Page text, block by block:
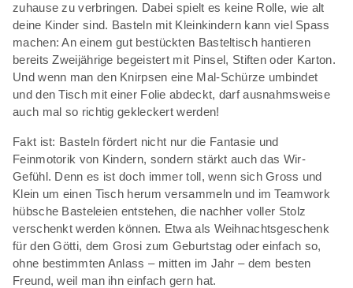
zuhause zu verbringen. Dabei spielt es keine Rolle, wie alt
deine Kinder sind. Basteln mit Kleinkindern kann viel Spass
machen: An einem gut bestückten Basteltisch hantieren
bereits Zweijährige begeistert mit Pinsel, Stiften oder Karton.
Und wenn man den Knirpsen eine Mal-Schürze umbindet
und den Tisch mit einer Folie abdeckt, darf ausnahmsweise
auch mal so richtig gekleckert werden!
Fakt ist: Basteln fördert nicht nur die Fantasie und
Feinmotorik von Kindern, sondern stärkt auch das Wir-
Gefühl. Denn es ist doch immer toll, wenn sich Gross und
Klein um einen Tisch herum versammeln und im Teamwork
hübsche Basteleien entstehen, die nachher voller Stolz
verschenkt werden können. Etwa als Weihnachtsgeschenk
für den Götti, dem Grosi zum Geburtstag oder einfach so,
ohne bestimmten Anlass – mitten im Jahr – dem besten
Freund, weil man ihn einfach gern hat.